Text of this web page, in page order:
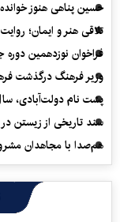
حسین پناهی هنوز
تلاقی هنر و ایمان؛
فراخوان نوزدهمین
وزیر فرهنگ درگذشت
پشت نام دولت‌آبادی،
سند تاریخی از زیستن
هم‌صدا با مجاهدان